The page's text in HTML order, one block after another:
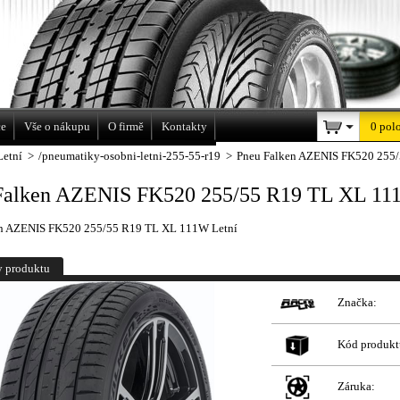
> /pneumatiky-osobni-letni-255-55-r19 > Pneu Falken AZENIS FK520
AZENIS FK520 255/55 R19 TL XL
AZENIS FK520 255/55 R19 TL XL 111W Letní
produktu
Značka:
Kód
Záruka:
Vše o nákupu O firmě Kontakty 0